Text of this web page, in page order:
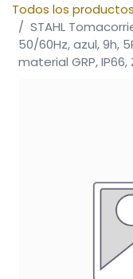
Todos los productos
STAHL
50/60Hz, azul, 9h,
material GRP, IP66,